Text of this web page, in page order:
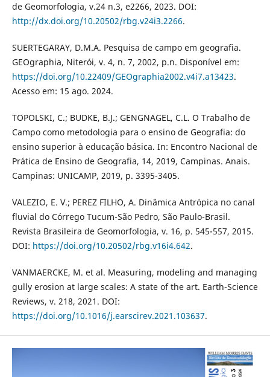
de Geomorfologia, v.24 n.3, e2266, 2023. DOI:
http://dx.doi.org/10.20502/rbg.v24i3.2266.
SUERTEGARAY, D.M.A. Pesquisa de campo em geografia.
GEOgraphia, Niterói, v. 4, n. 7, 2002, p.n. Disponível em:
https://doi.org/10.22409/GEOgraphia2002.v4i7.a13423.
Acesso em: 15 ago. 2024.
TOPOLSKI, C.; BUDKE, B.J.; GENGNAGEL, C.L. O Trabalho de
Campo como metodologia para o ensino de Geografia: do
ensino superior à educação básica. In: Encontro Nacional de
Prática de Ensino de Geografia, 14, 2019, Campinas. Anais.
Campinas: UNICAMP, 2019, p. 3395-3405.
VALEZIO, E. V.; PEREZ FILHO, A. Dinâmica Antrópica no canal
fluvial do Córrego Tucum-São Pedro, São Paulo-Brasil.
Revista Brasileira de Geomorfologia, v. 16, p. 545-557, 2015.
DOI: https://doi.org/10.20502/rbg.v16i4.642.
VANMAERCKE, M. et al. Measuring, modeling and managing
gully erosion at large scales: A state of the art. Earth-Science
Reviews, v. 218, 2021. DOI:
https://doi.org/10.1016/j.earscirev.2021.103637.